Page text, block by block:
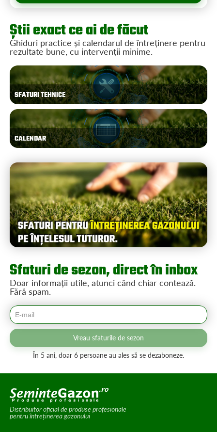
Știi exact ce ai de făcut
Ghiduri practice și calendarul de întreținere pentru
rezultate bune, cu intervenții minime.
SFATURI TEHNICE
CALENDAR
Sfaturi de sezon, direct în inbox
Doar informații utile, atunci când chiar contează.
Fără spam.
Vreau sfaturile de sezon
În 5 ani, doar 6 persoane au ales să se dezaboneze.
Distribuitor oficial de produse profesionale
pentru întreținerea gazonului